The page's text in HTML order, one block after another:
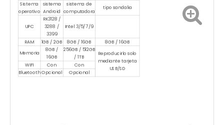
Sistema
operativo
sistema
Android
sistema de
computadora
tipo sandalia
UPC
RK3128 /
3288 /
3399
Intel 3/5/7/9
RAM 1GB / 2GB 8GB / 16GB 8GB / 16GB
Memoria
8GB /
16GB
256GB / 512GB
/ 1TB
Reproducirlo solo
mediante tarjeta
USB/SD
WIFI Con
Con
BluetoothOpcional Opcional